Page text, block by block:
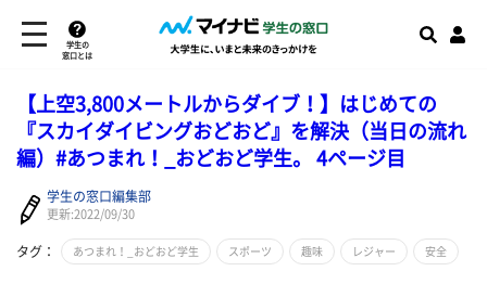
学生の
窓口とは
【上空3,800メートルからダイブ！】はじめての
『スカイダイビングおどおど』を解決（当日の流れ
編）#あつまれ！_おどおど学生。 4ページ目
学生の窓口編集部
更新:2022/09/30
タグ： あつまれ！_おどおど学生 スポーツ 趣味 レジャー 安全